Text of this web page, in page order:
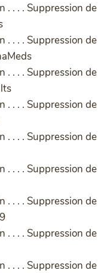
. . . . Suppression de
. . . . Suppression de
. . . . Suppression de
. . . . Suppression de
. . . . Suppression de
. . . . Suppression de
. . . . Suppression de
. . . . Suppression de
. . . . Suppression de